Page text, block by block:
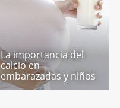
La importancia del
calcio en
embarazadas y niños